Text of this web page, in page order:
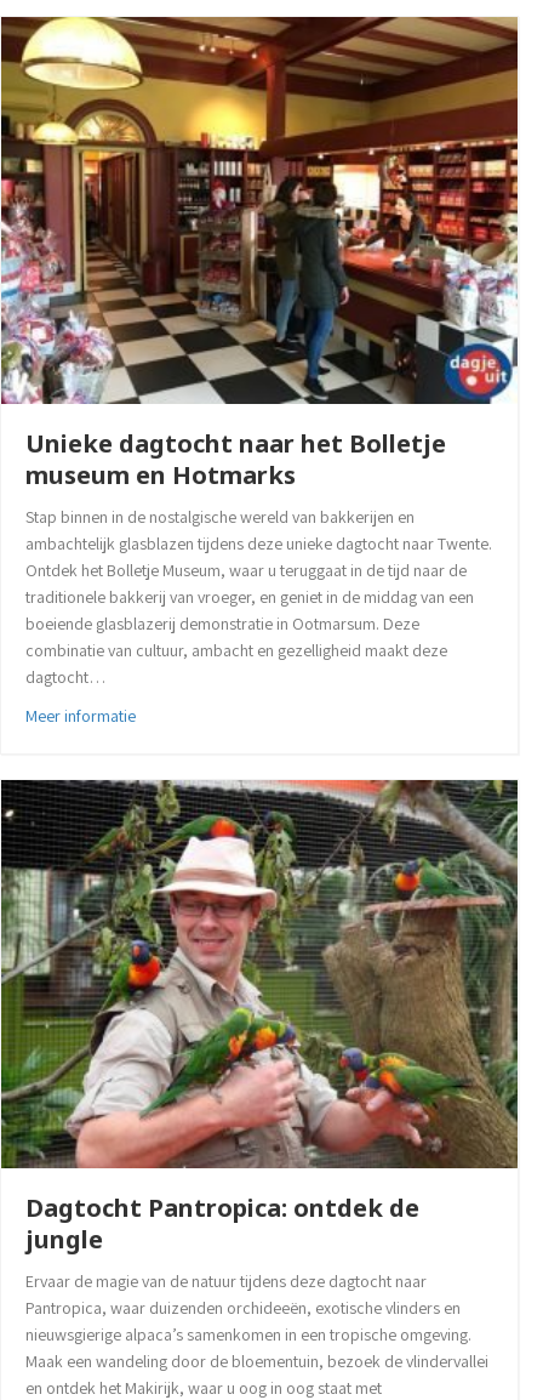
Unieke dagtocht naar het Bolletje
museum en Hotmarks
Stap binnen in de nostalgische wereld van bakkerijen en
ambachtelijk glasblazen tijdens deze unieke dagtocht naar Twente.
Ontdek het Bolletje Museum, waar u teruggaat in de tijd naar de
traditionele bakkerij van vroeger, en geniet in de middag van een
boeiende glasblazerij demonstratie in Ootmarsum. Deze
combinatie van cultuur, ambacht en gezelligheid maakt deze
dagtocht…
Meer informatieabout Unieke dagtocht naar het Bolletje museum en
Dagtocht Pantropica: ontdek de
jungle
Ervaar de magie van de natuur tijdens deze dagtocht naar
Pantropica, waar duizenden orchideeën, exotische vlinders en
nieuwsgierige alpaca’s samenkomen in een tropische omgeving.
Maak een wandeling door de bloementuin, bezoek de vlindervallei
en ontdek het Makirijk, waar u oog in oog staat met